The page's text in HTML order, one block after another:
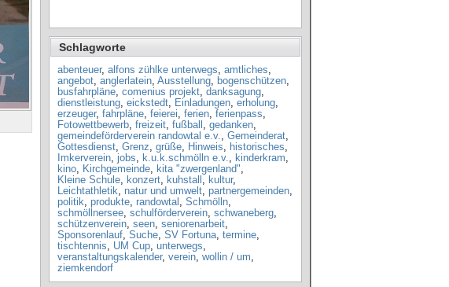
Schlagworte
abenteuer, alfons zühlke unterwegs, amtliches,
angebot, anglerlatein, Ausstellung, bogenschützen,
busfahrpläne, comenius projekt, danksagung,
dienstleistung, eickstedt, Einladungen, erholung,
erzeuger, fahrpläne, feierei, ferien, ferienpass,
Fotowettbewerb, freizeit, fußball , gedanken,
gemeindeförderverein randowtal e.v., Gemeinderat,
Gottesdienst, Grenz, grüße, Hinweis, historisches,
Imkerverein, jobs, k.u.k.schmölln e.v., kinderkram,
kino, Kirchgemeinde, kita "zwergenland",
Kleine Schule, konzert, kuhstall , kultur,
Leichtathletik, natur und umwelt, partnergemeinden,
politik, produkte, randowtal , Schmölln,
schmöllnersee, schulförderverein, schwaneberg,
schützenverein, seen, seniorenarbeit,
Sponsorenlauf, Suche, SV Fortuna, termine,
tischtennis, UM Cup, unterwegs,
veranstaltungskalender, verein, wollin / um,
ziemkendorf